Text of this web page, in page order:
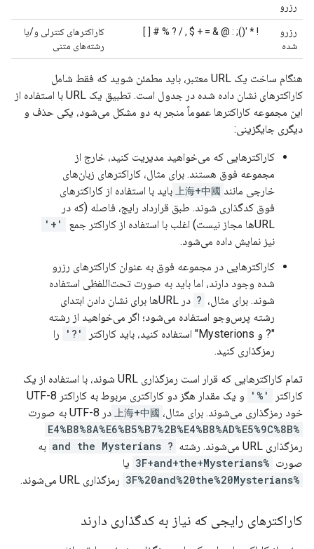
رزرو
رزرو
شده
! * '(); : @ & = + $ , / ? % # [ ]
کاراکترهای کنترلی و/یا
رشته‌های متنی
هنگام ساخت یک URL معتبر، باید مطمئن شوید که فقط شامل
کاراکترهای نشان داده شده در جدول است. تطبیق یک URL با استفاده از
این مجموعه کاراکترها عموماً منجر به دو مشکل می‌شود، یکی حذف و
دیگری جایگزینی:
کاراکترهایی که می‌خواهید مدیریت کنید، خارج از
مجموعه فوق هستند. برای مثال، کاراکترهای زبان‌های
خارجی مانند 上海+中國 باید با استفاده از کاراکترهای
فوق کدگذاری شوند. طبق قرارداد رایج، فاصله (که در
URLها مجاز نیست) اغلب با استفاده از کاراکتر جمع
'+'
نیز نمایش داده می‌شود.
کاراکترهایی در مجموعه فوق به عنوان کاراکترهای رزرو
شده وجود دارند، اما باید به صورت تحت‌اللفظی استفاده
شوند. برای مثال، ?
در URLها برای نشان دادن ابتدای
رشته پرس‌وجو استفاده می‌شود؛ اگر می‌خواهید از رشته
"? و Mysterions" استفاده کنید، باید کاراکتر
'?'
را
رمزگذاری کنید.
تمام کاراکترهایی که قرار است رمزگذاری URL شوند، با استفاده از یک
کاراکتر
'%'
و یک مقدار هگز دو کاراکتری مربوط به کاراکتر UTF-8
خود رمزگذاری می‌شوند. برای مثال، 上海+中國 در UTF-8 به صورت
%E4%B8%8A%E6%B5%B7%2B%E4%B8%AD%E5%9C%8B
رمزگذاری URL می‌شوند. رشته
? and the Mysterians
به
صورت %3F+and+the+Mysterians
یا
%3F%20and%20the%20Mysterians
رمزگذاری URL می‌شوند.
کاراکترهای رایجی که نیاز به کدگذاری دارند